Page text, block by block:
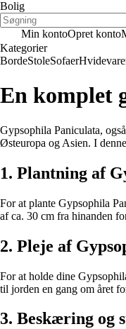
Bolig
Min kontoOpret konto
Kategorier
BordeStoleSofaer
En komplet
Gypsophila Paniculata,
Østeuropa og Asien. I
1. Plantning af
For at plante Gypsophila
af ca. 30 cm fra hinanden
2. Pleje af
For at holde dine
til jorden en gang om året
3. Beskæring og